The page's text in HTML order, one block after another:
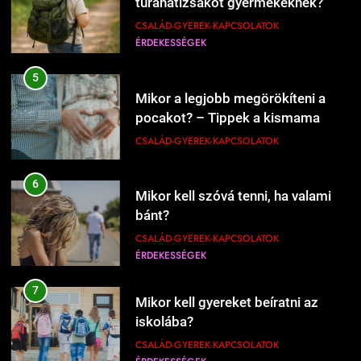
CSALÁD-GYEREK-KAPCSOLATOK
ÉRDEKESSÉGEK
5
Mikor a legjobb megörökíteni a
pocakot? – Tippek a kismama
fotózás időzítéséhez
CSALÁD-GYEREK-KAPCSOLATOK
6
Mikor kell szóvá tenni, ha valami
bánt?
CSALÁD-GYEREK-KAPCSOLATOK
ÉRDEKESSÉGEK
7
Mikor kell gyereket beíratni az
iskolába?
CSALÁD-GYEREK-KAPCSOLATOK
ÉRDEKESSÉGEK ÉTEL-ITAL
kipróbálni?
ÉRDEKESSÉGEK ÉTEL-ITAL
Kipróbáltuk a házi sajtkészítést 1
liter tejből – Megéri a macerát?
ÉRDEKESSÉGEK
Kipróbáltuk Gordon Ramsay 10
perces tésztáját – Tényleg megvan
ÉRDEKESSÉGEK
1227
CSALÁD-GYEREK-KAPCSOLATOK
ÉRDEKESSÉGEK